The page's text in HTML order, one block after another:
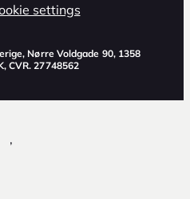
settings
Nørre Voldgade 90, 1358
CVR. 27748562
,